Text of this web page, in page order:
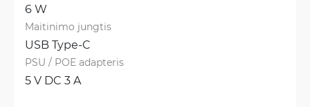
6 W
Maitinimo jungtis
USB Type-C
PSU / POE adapteris
5 V DC 3 A